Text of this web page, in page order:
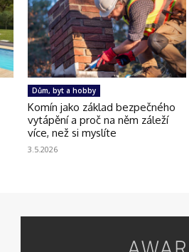
Dům, byt a hobby
Komín jako základ bezpečného
vytápění a proč na něm záleží
více, než si myslíte
3.5.2026